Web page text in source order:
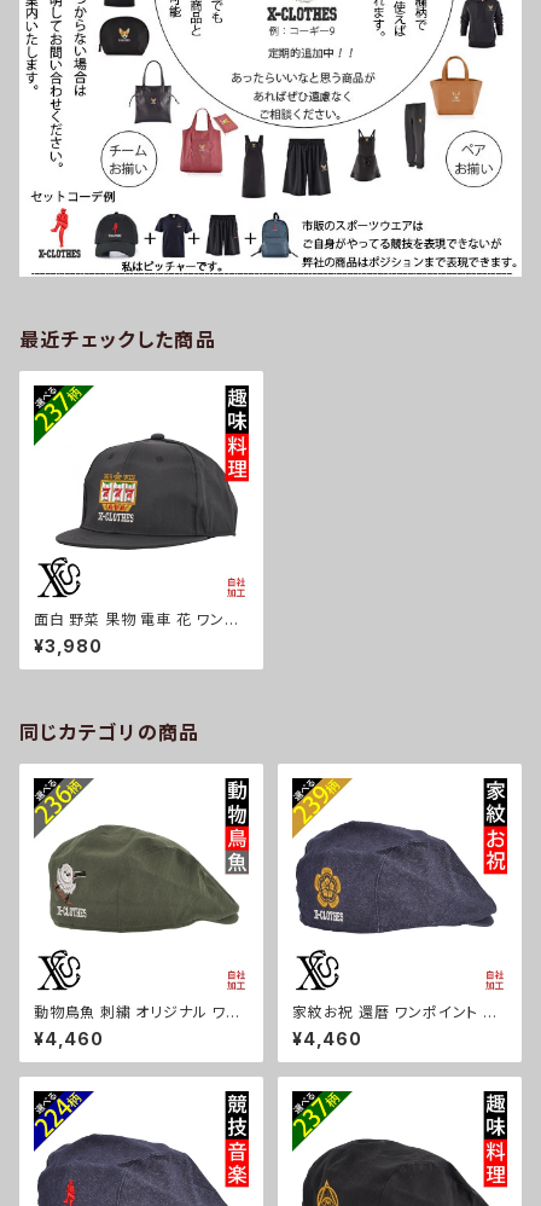
最近チェックした商品
面白 野菜 果物 電車 花 ワンポ
イント 刺繍 帽子 撥水加工 軽量
ベースボールキャップ ナイロン
ツートン 平つば メンズ 雑貨 グ
¥3,980
同じカテゴリの商品
動物鳥魚 刺繍 オリジナル ワン
ポイント 帽子 コットン ハンチン
グ メンズ レディース インナーメ
ッシュ 雑貨 グッズ 自社ブランド
ap68-b06-s
¥4,460
家紋お祝 還暦 ワンポイント 刺
繍 帽子 コットン ハンチング メ
ンズ レディース インナーメッシ
ュ 雑貨 グッズ 自社ブランド 柄
花 木瓜 蔦 桐 クリスマス ori-a
-cap68-b07-s
¥4,460